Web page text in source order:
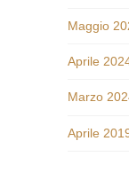
Maggio
Aprile
Marzo
Aprile